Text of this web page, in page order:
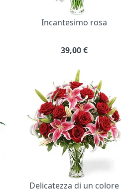
Incantesimo rosa
39,00€
Delicatezza di un colore